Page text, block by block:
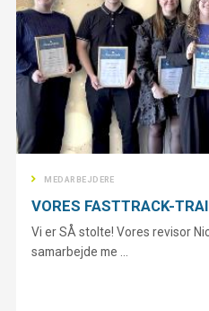
MEDARBEJDERE
VORES FASTTRACK-
Vi er SÅ stolte! Vores revisor
samarbejde me ...